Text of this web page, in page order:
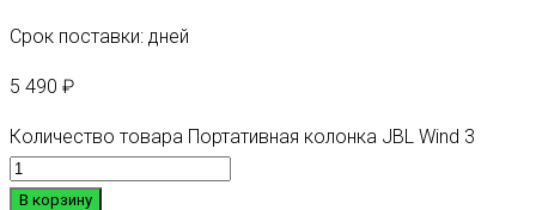
Срок поставки: дней
5 490 ₽
Количество товара Портативная колонка JBL Wind 3
В корзину